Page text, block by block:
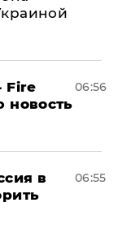
Fire
новость
06:56
в
06:55